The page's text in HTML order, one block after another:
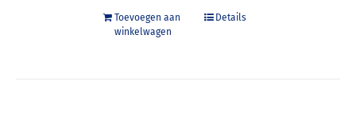
Toevoegen aan
winkelwagen
Details